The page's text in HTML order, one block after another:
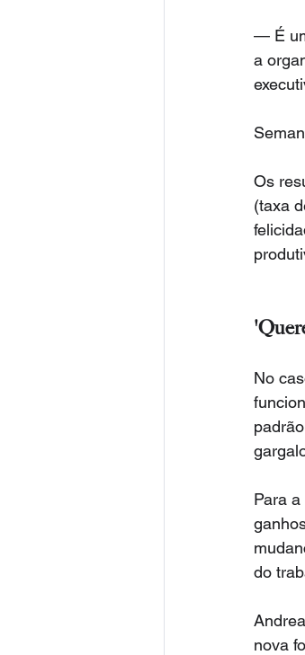
— É
a
Os
(taxa
No
Para
do
nova